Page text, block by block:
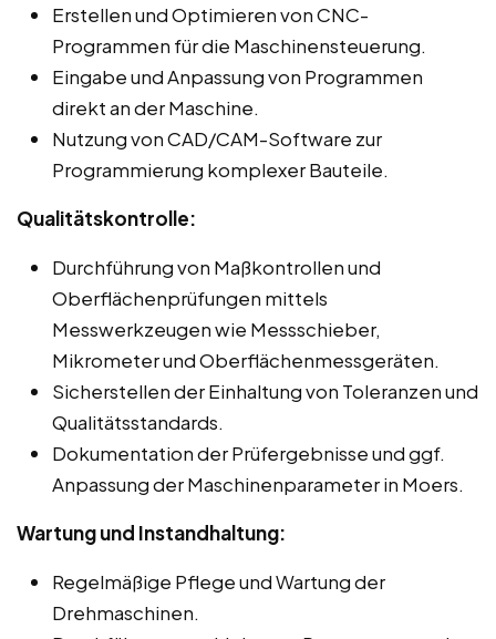
Erstellen und Optimieren von CNC-
Programmen für die Maschinensteuerung.
Eingabe und Anpassung von Programmen
direkt an der Maschine.
Nutzung von CAD/CAM-Software zur
Programmierung komplexer Bauteile.
Qualitätskontrolle:
Durchführung von Maßkontrollen und
Oberflächenprüfungen mittels
Messwerkzeugen wie Messschieber,
Mikrometer und Oberflächenmessgeräten.
Sicherstellen der Einhaltung von Toleranzen und
Qualitätsstandards.
Dokumentation der Prüfergebnisse und ggf.
Anpassung der Maschinenparameter in Moers.
Wartung und Instandhaltung:
Regelmäßige Pflege und Wartung der
Drehmaschinen.